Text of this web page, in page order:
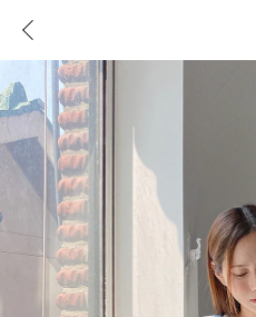
로그인
콘텐츠
CATEGORY
도착보장⚡